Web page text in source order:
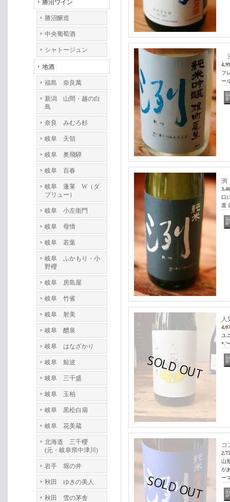
勝沼ワイン
勝沼醸造
中央葡萄酒
シャトージュン
地酒
福島 奈良萬
新潟 山間・越の白
鳥
奈良 みむろ杉
岐阜 天領
岐阜 奥飛騨
岐阜 百春
岐阜 蓬莱 W（ダ
ブリュー）
岐阜 小左衛門
岐阜 母情
岐阜 若葉
岐阜 ふかもり・小
野櫻
岐阜 房島屋
岐阜 竹雀
岐阜 射美
岐阜 醴泉
岐阜 はなざかり
岐阜 鯨波
岐阜 三千盛
岐阜 玉柏
岐阜 黒松白扇
岐阜 花美蔵
北海道 三千櫻
(元・岐阜県中津川)
岩手 堀の井
秋田 ゆきの美人
秋田 雪の茅舎
フ
ー
洌
口
度
ユ
*.'
山
が
ー